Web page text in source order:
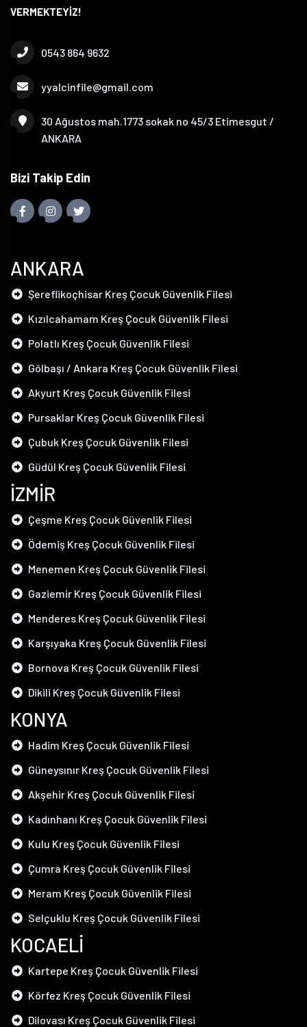
VERMEKTEYİZ!
0543 864 9632
yyalcinfile@gmail.com
30 Ağustos mah.1773 sokak no 45/3 Etimesgut /
ANKARA
Bizi Takip Edin
ANKARA
Şereflikoçhisar Kreş Çocuk Güvenlik Filesi
Kızılcahamam Kreş Çocuk Güvenlik Filesi
Polatlı Kreş Çocuk Güvenlik Filesi
Gölbaşı / Ankara Kreş Çocuk Güvenlik Filesi
Akyurt Kreş Çocuk Güvenlik Filesi
Pursaklar Kreş Çocuk Güvenlik Filesi
Çubuk Kreş Çocuk Güvenlik Filesi
Güdül Kreş Çocuk Güvenlik Filesi
İZMİR
Çeşme Kreş Çocuk Güvenlik Filesi
Ödemiş Kreş Çocuk Güvenlik Filesi
Menemen Kreş Çocuk Güvenlik Filesi
Gaziemir Kreş Çocuk Güvenlik Filesi
Menderes Kreş Çocuk Güvenlik Filesi
Karşıyaka Kreş Çocuk Güvenlik Filesi
Bornova Kreş Çocuk Güvenlik Filesi
Dikili Kreş Çocuk Güvenlik Filesi
KONYA
Hadim Kreş Çocuk Güvenlik Filesi
Güneysınır Kreş Çocuk Güvenlik Filesi
Akşehir Kreş Çocuk Güvenlik Filesi
Kadınhanı Kreş Çocuk Güvenlik Filesi
Kulu Kreş Çocuk Güvenlik Filesi
Çumra Kreş Çocuk Güvenlik Filesi
Meram Kreş Çocuk Güvenlik Filesi
Selçuklu Kreş Çocuk Güvenlik Filesi
KOCAELİ
Kartepe Kreş Çocuk Güvenlik Filesi
Körfez Kreş Çocuk Güvenlik Filesi
Dilovası Kreş Çocuk Güvenlik Filesi